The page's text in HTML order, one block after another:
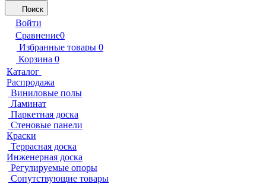
Поиск
Войти
Сравнение0
Избранные товары 0
Корзина 0
Каталог
Распродажа
Виниловые полы
Ламинат
Паркетная доска
Стеновые панели
Краски
Террасная доска
Инженерная доска
Регулируемые опоры
Сопутствующие товары